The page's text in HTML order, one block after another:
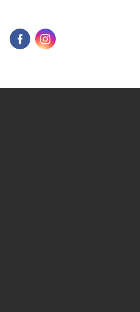
FacebookInstagram